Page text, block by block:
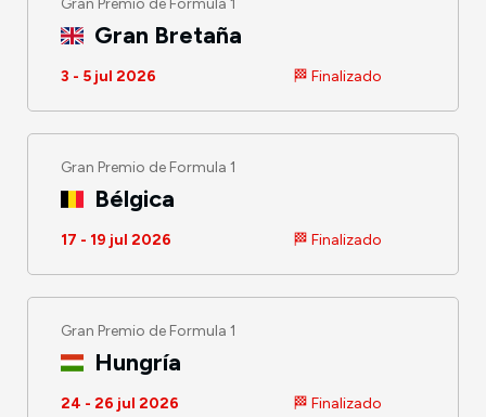
Gran Bretaña
3 - 5 jul 2026 🏁 Finalizado
Gran Premio de Formula 1
Bélgica
17 - 19 jul 2026 🏁 Finalizado
Gran Premio de Formula 1
Hungría
24 - 26 jul 2026 🏁 Finalizado